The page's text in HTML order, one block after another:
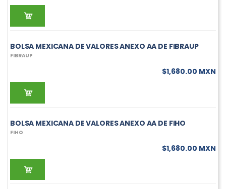
BOLSA MEXICANA DE VALORES ANEXO AA DE FIBRAUP
FIBRAUP
$1,680.00 MXN
BOLSA MEXICANA DE VALORES ANEXO AA DE FIHO
FIHO
$1,680.00 MXN